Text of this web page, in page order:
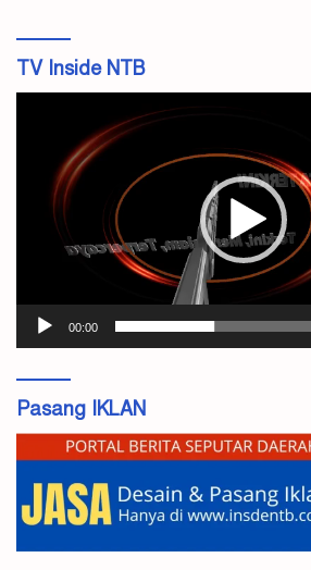
TV Inside NTB
00:00
Pasang IKLAN